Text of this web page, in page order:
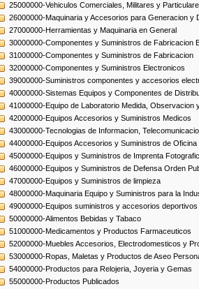
25000000-Vehiculos Comerciales, Militares y
26000000-Maquinaria y Accesorios para Generacion y
27000000-Herramientas y Maquinaria en General
30000000-Componentes y Suministros de
31000000-Componentes y Suministros de Fabricacion
32000000-Componentes y Suministros Electronicos
39000000-Suministros componentes y accesorios
40000000-Sistemas Equipos y Componentes de
41000000-Equipo de Laboratorio Medida, Observacion
42000000-Equipos Accesorios y Suministros Medicos
43000000-Tecnologias de Informacion,
44000000-Equipos Accesorios y Suministros de Oficina
45000000-Equipos y Suministros de Imprenta
46000000-Equipos y Suministros de Defensa Orden
47000000-Equipos y Suministros de limpieza
48000000-Maquinaria Equipo y Suministros para la
49000000-Equipos suministros y accesorios
50000000-Alimentos Bebidas y Tabaco
51000000-Medicamentos y Productos Farmaceuticos
52000000-Muebles Accesorios, Electrodomesticos y
53000000-Ropas, Maletas y Productos de Aseo
54000000-Productos para Relojeria, Joyeria y Gemas
55000000-Productos Publicados